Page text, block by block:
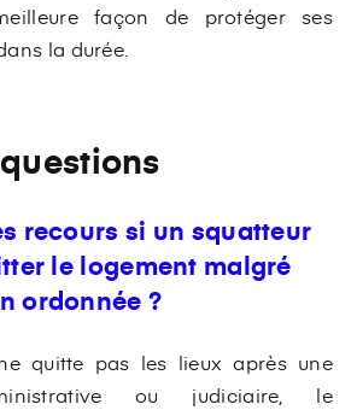
façon de protéger ses
la durée.
recours si un squatteur
le logement malgré
ordonnée ?
quitte pas les lieux après une
ou judiciaire, le